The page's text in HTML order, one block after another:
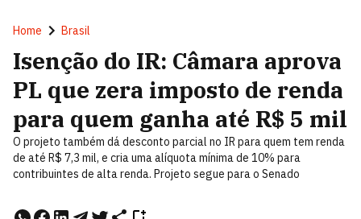
Home Brasil
Isenção do IR: Câmara aprova
PL que zera imposto de renda
para quem ganha até R$ 5 mil
O projeto também dá desconto parcial no IR para quem tem renda
de até R$ 7,3 mil, e cria uma alíquota mínima de 10% para
contribuintes de alta renda. Projeto segue para o Senado